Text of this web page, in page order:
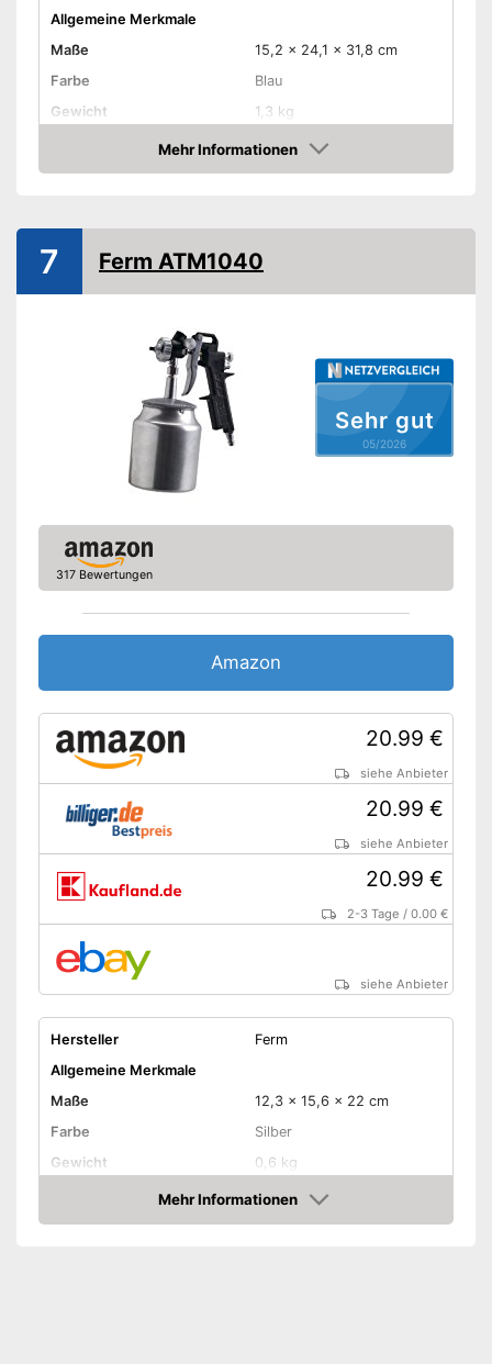
Allgemeine Merkmale
Maße
15,2 x 24,1 x 31,8 cm
Farbe
Blau
Gewicht
1,3 kg
Produkteigenschaften
Antriebsart
Amazon Lieferzeit
siehe Anbieter
Mehr Informationen
Amazon
Sehr gut
05/2026
7 Ferm ATM1040
317 Bewertungen
Amazon
20.99 €
siehe Anbieter
20.99 €
siehe Anbieter
20.99 €
2-3 Tage /0.00 €
siehe Anbieter
Hersteller
Ferm
Allgemeine Merkmale
Maße
12,3 x 15,6 x 22 cm
Farbe
Silber
Gewicht
0,6 kg
Produkteigenschaften
- Elektro
Mehr Informationen
Amazon